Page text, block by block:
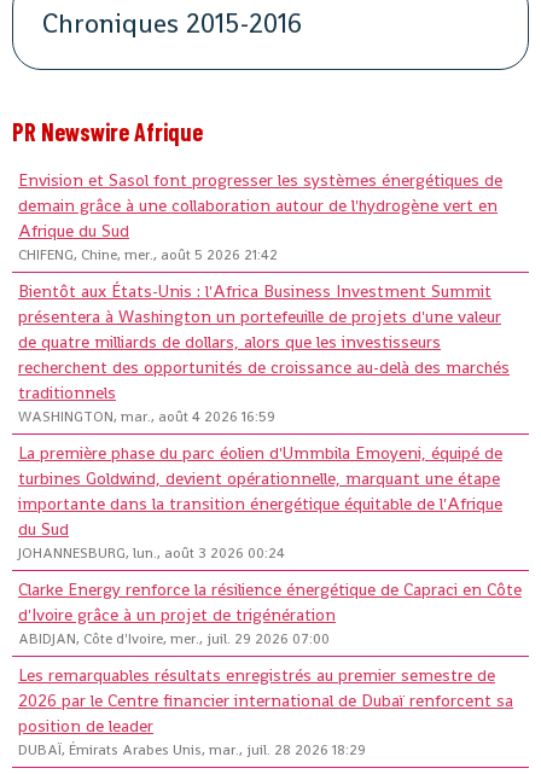
Chroniques 2015-2016
PR Newswire Afrique
Envision et Sasol font progresser les systèmes énergétiques de
demain grâce à une collaboration autour de l'hydrogène vert en
Afrique du Sud
CHIFENG, Chine, mer., août 5 2026 21:42
Bientôt aux États-Unis : l'Africa Business Investment Summit
présentera à Washington un portefeuille de projets d'une valeur
de quatre milliards de dollars, alors que les investisseurs
recherchent des opportunités de croissance au-delà des marchés
traditionnels
WASHINGTON, mar., août 4 2026 16:59
La première phase du parc éolien d'Ummbila Emoyeni, équipé de
turbines Goldwind, devient opérationnelle, marquant une étape
importante dans la transition énergétique équitable de l'Afrique
du Sud
JOHANNESBURG, lun., août 3 2026 00:24
Clarke Energy renforce la résilience énergétique de Capraci en Côte
d'Ivoire grâce à un projet de trigénération
ABIDJAN, Côte d'Ivoire, mer., juil. 29 2026 07:00
Les remarquables résultats enregistrés au premier semestre de
2026 par le Centre financier international de Dubaï renforcent sa
position de leader
DUBAÏ, Émirats Arabes Unis, mar., juil. 28 2026 18:29